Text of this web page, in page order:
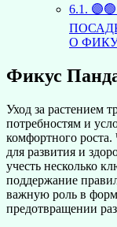
6.1.
О
Фикус
Уход за растением
потребностям и
комфортного
для развития и
учесть несколько
поддержание
важную роль в
предотвращении